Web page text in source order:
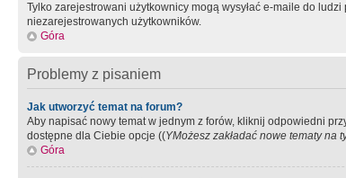
Tylko zarejestrowani użytkownicy mogą wysyłać e-maile do
niezarejestrowanych użytkowników.
Góra
Problemy z pisaniem
Jak utworzyć temat na forum?
Aby napisać nowy temat w jednym z forów, kliknij odpowiedni
dostępne dla Ciebie opcje ((YMożesz zakładać nowe tematy na
Góra